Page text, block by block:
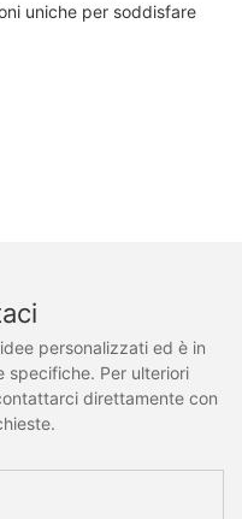
uniche per soddisfare
personalizzati ed è in
specifiche. Per ulteriori
direttamente con